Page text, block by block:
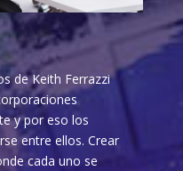
de Keith Ferrazzi
y por eso los
entre ellos. Crear
cada uno se